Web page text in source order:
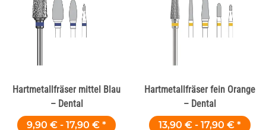
Hartmetallfräser mittel Blau
– Dental
9,90 € - 17,90 € *
Hartmetallfräser fein Orange
– Dental
13,90 € - 17,90 € *